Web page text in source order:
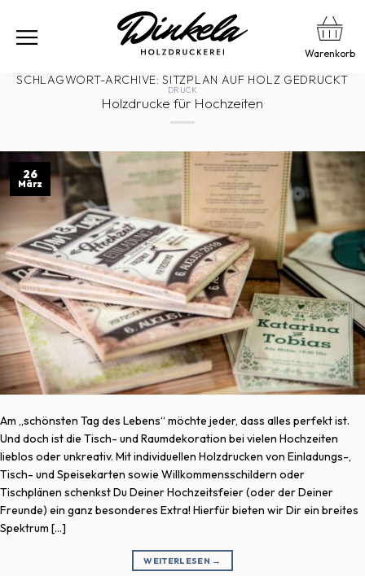
Warenkorb
SCHLAGWORT-ARCHIVE:SITZPLAN AUF HOLZ GEDRUCKT
DRUCK
Holzdrucke für Hochzeiten
26
März
Am „schönsten Tag des Lebens“ möchte jeder, dass alles perfekt ist.
Und doch ist die Tisch- und Raumdekoration bei vielen Hochzeiten
lieblos oder unkreativ. Mit individuellen Holzdrucken von Einladungs-,
Tisch- und Speisekarten sowie Willkommensschildern oder
Tischplänen schenkst Du Deiner Hochzeitsfeier (oder der Deiner
Freunde) ein ganz besonderes Extra! Hierfür bieten wir Dir ein breites
Spektrum […]
WEITERLESEN →